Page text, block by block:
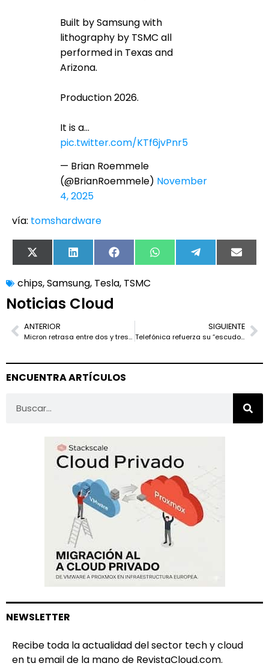
Built by Samsung with
lithography by TSMC all
performed in Texas and
Arizona.
Production 2026.
It is a…
pic.twitter.com/KTf6jvPnr5
— Brian Roemmele
(@BrianRoemmele) November
4, 2025
vía: tomshardware
X
(Twitter)
LinkedIn FacebookWhatsApp TelegramEmail
chips,Samsung, Tesla, TSMC
Noticias Cloud
ANTERIOR
Micron retrasa entre dos y tres años sus megafábricas de chips en Nueva York: la primera operará, como pronto, a finales de 2030
SIGUIENTE
Telefónica refuerza su “escudo antiapagones”: más horas de autonomía en móvil, 24 horas en centrales… y foco técnico en los puntos de regeneración de fibra
ENCUENTRA ARTÍCULOS
NEWSLETTER
Recibe toda la actualidad del sector tech y cloud
en tu email de la mano de RevistaCloud.com.